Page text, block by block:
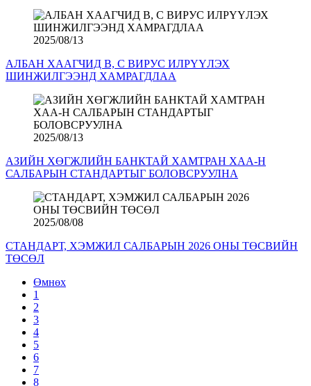
2025/08/13
АЛБАН ХААГЧИД B, С ВИРУС ИЛРҮҮЛЭХ
ШИНЖИЛГЭЭНД ХАМРАГДЛАА
2025/08/13
АЗИЙН ХӨГЖЛИЙН БАНКТАЙ ХАМТРАН ХАА-Н
САЛБАРЫН СТАНДАРТЫГ БОЛОВСРУУЛНА
2025/08/08
СТАНДАРТ, ХЭМЖИЛ САЛБАРЫН 2026 ОНЫ ТӨСВИЙН
ТӨСӨЛ
Өмнөх
1
2
3
4
5
6
7
8